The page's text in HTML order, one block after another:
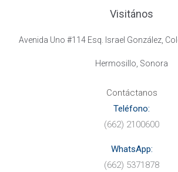
Visitános
Avenida Uno #114 Esq. Israel González,
Hermosillo, Sonora
Contáctanos
Teléfono:
(662) 2100600
WhatsApp:
(662) 5371878